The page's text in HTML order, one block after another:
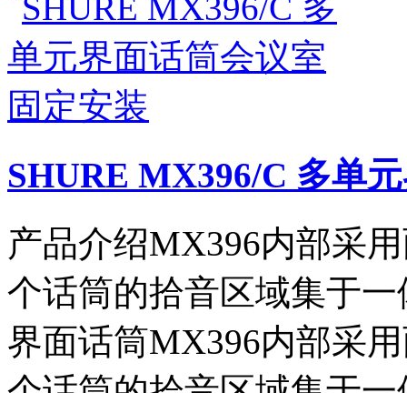
SHURE MX396/C 多单
产品介绍MX396内部采
个话筒的拾音区域集于
界面话筒MX396内部采